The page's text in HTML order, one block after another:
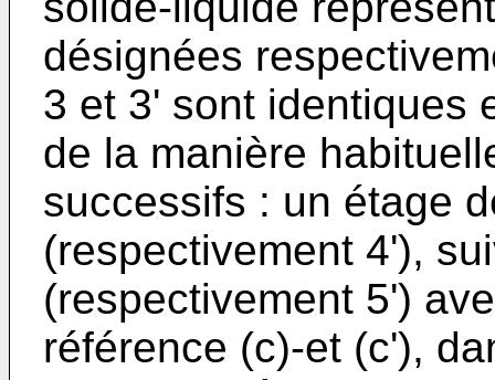
désignées
3 et 3' sont identiques
de la manière
successifs : un étage
(respectivement 4'),
(respectivement 5')
référence (c)-et (c'),